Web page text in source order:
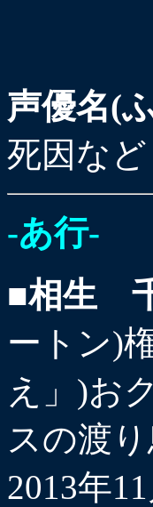
声優名(
死因など
-あ行-
■相生
ートン)
え」)お
スの渡
2013年